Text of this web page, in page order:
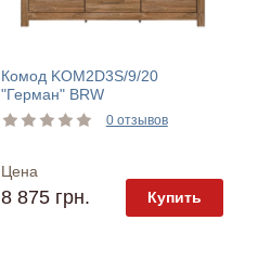
Комод KOM2D3S/9/20
"Герман" BRW
0 отзывов
Цена
8 875 грн. Купить